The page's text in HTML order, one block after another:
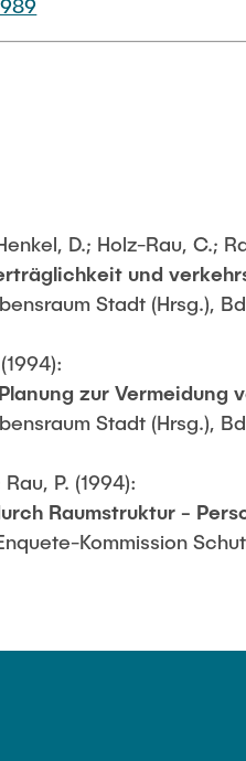
D.; Holz-Rau, C.;
und
Stadt (Hrsg.),
zur Vermeidung
Stadt (Hrsg.),
P. (1994):
Raumstruktur -
Kommission